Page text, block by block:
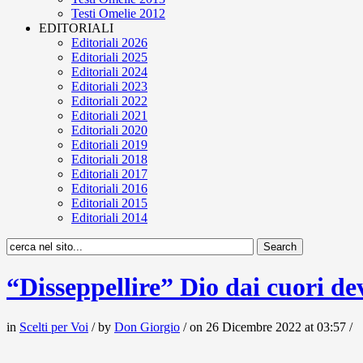
Testi Omelie 2012
EDITORIALI
Editoriali 2026
Editoriali 2025
Editoriali 2024
Editoriali 2023
Editoriali 2022
Editoriali 2021
Editoriali 2020
Editoriali 2019
Editoriali 2018
Editoriali 2017
Editoriali 2016
Editoriali 2015
Editoriali 2014
“Disseppellire” Dio dai cuori
in Scelti per Voi / by Don Giorgio / on 26 Dicembre 2022 at 03:57 /